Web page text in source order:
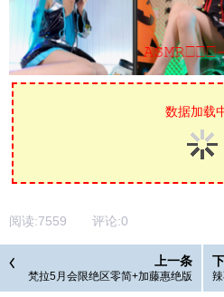
数据加载
阅读:7559 评论:0
上一条
梵拉5月会限绝区零简+加藤惠绝版
泳装+喜多川海梦 泳装3V